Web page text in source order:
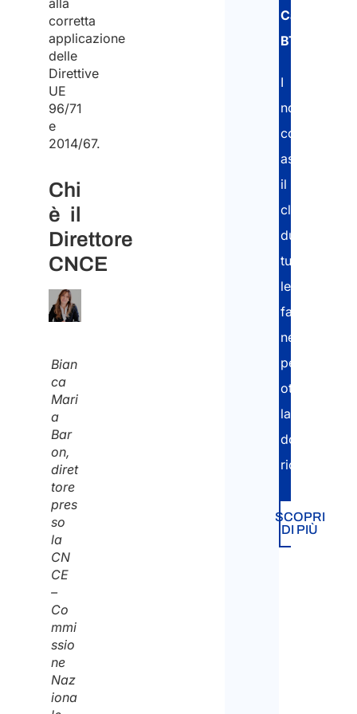
alla
corretta
applicazione
delle
Direttive
UE
96/71
e
2014/67.
Chi
è il
Direttore
CNCE
Bian
ca
Mari
a
Bar
on,
diret
tore
pres
so
la
CN
CE
–
Co
mmi
ssio
ne
Naz
iona
Carta
BTP
I
nostri
consulenti
assistono
il
cliente
durante
tutte
le
fasi
necessarie
per
ottenere
la
richiesta.
SCOPRI
DI PIÙ